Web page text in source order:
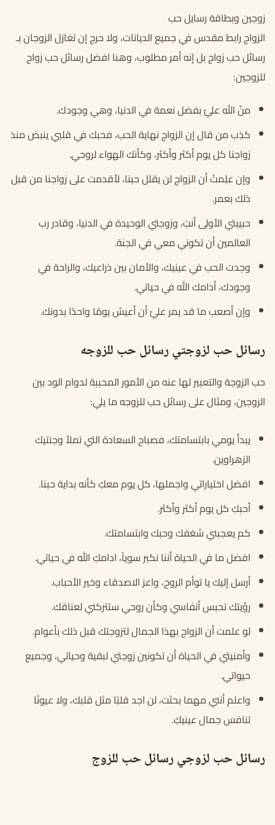
زوجين وبطاقة رسايل حب
الزواج رابط مقدس في جميع الديانات، ولا حرج إن تغازل الزوجان بـ
رسائل حب زواج بل إنه أمر مطلوب، وهنا افضل رسائل حب زواج
للزوجين:
منّ الله عليّ بفضل نعمة في الدنيا، وهي وجودك.
كذِب من قال إن الزواج نهاية الحب، فحبك في قلبي ينبض منذ
زواجنا كل يوم أكثر وأكثر، وكأنك الهواء لروحي.
وإن علِمتُ أن الزواج لن يقلل حبنا، لأقدمت على زواجنا من قبل
ذلك بعمر.
حبيبتي الأولى أنتِ، وزوجتي الوحيدة في الدنيا، وقادر رب
العالمين أن تكوني معي في الجنة.
وجدت الحب في عينيك، والأمان بين ذراعيك، والراحة في
وجودك، أدامك الله في حياتي.
وإن أصعب ما قد يمر عليّ أن أعيش يومًا واحدًا بدونك.
رسائل حب لزوجتي رسائل حب للزوجه
حب الزوجة والتعبير لها عنه من الأمور المحببة لدوام الود بين
الزوجين، ومثال على رسائل حب للزوجه ما يلي:
يبدأ يومي بابتسامتك، فصباح السعادة التي تملأ وجنتيك
الزهراوين.
افضل اختياراتي واجملها، كل يوم معكِ كأنه بداية حبنا.
أحبكِ كل يوم أكثر وأكثر.
كم يعجبني شغفك وحبك وابتسامتك.
افضل ما في الحياة أننا نكبر سوياً، ادامكِ الله في حياتي.
أرسل إليك يا توأم الروح، واعز الاصدقاء وخير الأحباب.
رؤيتك تحبس أنفاسي وكأن روحي ستتركني لعناقك.
لو علمت أن الزواج بهذا الجمال لتزوجتك قبل ذلك بأعوام.
وأمنيتي في الحياة أن تكونين زوجتي لبقية وحياتي، وجميع
حيواتي.
واعلم أنني مهما بحثت، لن اجد قلبًا مثل قلبك، ولا عيونًا
تنافس جمال عينيكِ.
رسائل حب لزوجي رسائل حب للزوج